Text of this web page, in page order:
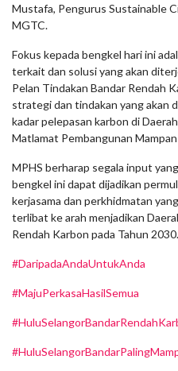
Mustafa, Pengurus Sustainable
MGTC.
Fokus kepada bengkel hari ini
terkait dan solusi yang akan
Pelan Tindakan Bandar Rendah
strategi dan tindakan yang akan
kadar pelepasan karbon di
Matlamat Pembangunan
MPHS berharap segala input
bengkel ini dapat dijadikan
kerjasama dan perkhidmatan
terlibat ke arah menjadikan
Rendah Karbon pada Tahun 2030.
#DaripadaAndaUntukAnda
#MajuPerkasaHasilSemua